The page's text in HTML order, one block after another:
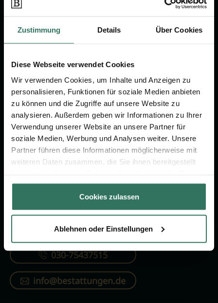
Zustimmung Details Über Cookies
Diese Webseite verwendet Cookies
Wir verwenden Cookies, um Inhalte und Anzeigen zu
personalisieren, Funktionen für soziale Medien anbieten
zu können und die Zugriffe auf unsere Website zu
analysieren. Außerdem geben wir Informationen zu Ihrer
Verwendung unserer Website an unsere Partner für
soziale Medien, Werbung und Analysen weiter. Unsere
Partner führen diese Informationen möglicherweise mit
weiteren Daten zusammen, die Sie ihnen bereitgestellt
gesammelt haben.
Cookies zulassen
Ablehnen oder Einstellungen
Wir sind Ihr Ansprechpartner rund
Vorsorge.
Jetzt beraten lassen
FÜR SIE
Vergleich
Verzeichnis
FÜR BESTATTER
Online-Portal
KONTAKTIEREN SIE UNS
030-75437515
info@bestattungen.de